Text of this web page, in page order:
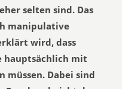
selten sind. Das
manipulative
wird, dass
hauptsächlich mit
müssen. Dabei sind